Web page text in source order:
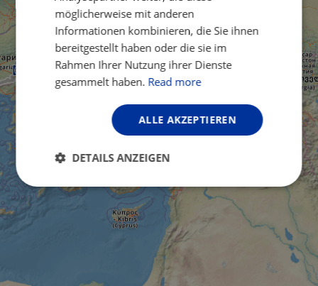
möglicherweise mit anderen
Informationen kombinieren, die Sie ihnen
bereitgestellt haben oder die sie im
Rahmen Ihrer Nutzung ihrer Dienste
gesammelt haben. Read more
ALLE AKZEPTIEREN
DETAILS ANZEIGEN
Unbedingt
erforderlich
Performance
Funktionalität